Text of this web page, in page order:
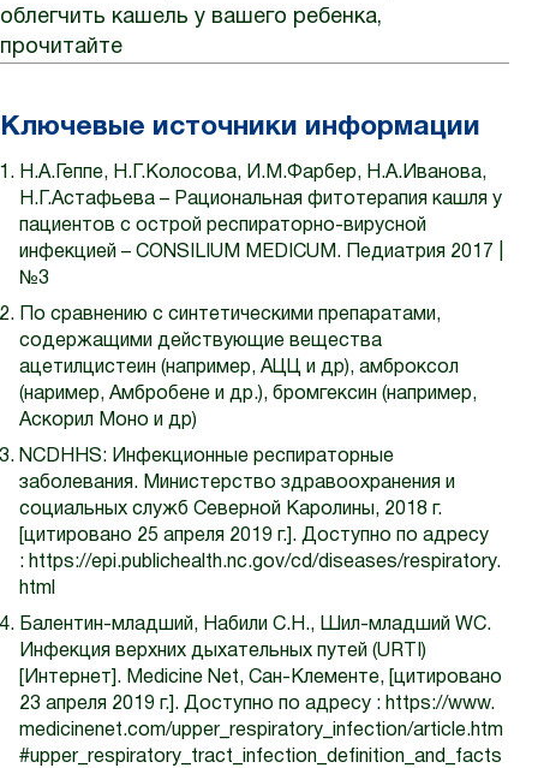
облегчить кашель у вашего ребенка,
прочитайте
Ключевые источники информации
Н.А.Геппе, Н.Г.Колосова, И.М.Фарбер, Н.А.Иванова,
Н.Г.Астафьева – Рациональная фитотерапия кашля у
пациентов с острой респираторно-вирусной
инфекцией – CONSILIUM MEDICUM. Педиатрия 2017 |
№3
По сравнению с синтетическими препаратами,
содержащими действующие вещества
ацетилцистеин (например, АЦЦ и др), амброксол
(наример, Амбробене и др.), бромгексин (например,
Аскорил Моно и др)
NCDHHS: Инфекционные респираторные
заболевания. Министерство здравоохранения и
социальных служб Северной Каролины, 2018 г.
[цитировано 25 апреля 2019 г.]. Доступно по адресу
: https://epi.publichealth.nc.gov/cd/diseases/respiratory.
html
Балентин-младший, Набили С.Н., Шил-младший WC.
Инфекция верхних дыхательных путей (URTI)
[Интернет]. Medicine Net, Сан-Клементе, [цитировано
23 апреля 2019 г.]. Доступно по адресу : https://www.
medicinenet.com/upper_respiratory_infection/article.htm
#upper_respiratory_tract_infection_definition_and_facts